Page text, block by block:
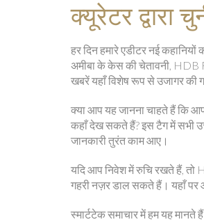
क्यूरेटर द्वारा
हर दिन हमारे एडीटर नई
अमीबा के केस की चेतावनी, HDB
खबरें यहाँ विशेष रूप से उजागर की
क्या आप यह जानना चाहते हैं कि
कहाँ देख सकते हैं? इस टैग में सभी
जानकारी तुरंत काम आए।
यदि आप निवेश में रुचि रखते हैं, तो
गहरी नज़र डाल सकते हैं। यहाँ पर
स्मार्टटेक समाचार में हम यह